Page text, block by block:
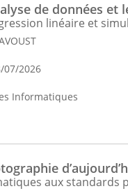
à :
C++, PHP, et
HTML, CSS, JavaScript,
BI, Excel pour le
protocoles,
bureautique,
plusieurs atouts :
de données et
linéaire et
07/2026
Informatiques
aux standards